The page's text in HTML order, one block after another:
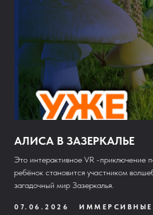
АЛИСА В ЗАЗЕРКАЛЬЕ
Это интерактивное VR -приключение
ребёнок становится участником
загадочный мир Зазеркалья.
07.06.2026 ИММЕРСИВНЫЕ